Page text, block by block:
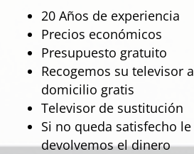
20 Años de experiencia
Precios económicos
Presupuesto gratuito
Recogemos su televisor a
domicilio gratis
Televisor de sustitución
Si no queda satisfecho le
devolvemos el dinero